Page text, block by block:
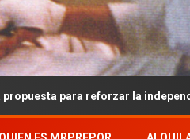
reforzar la independencia